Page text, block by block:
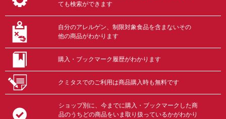
ても検索ができます
自分のアレルゲン、制限対象食品を含まないその
他の商品がわかります
購入・ブックマーク履歴がわかります
クミタスでのご利用は商品購入時も無料です
ショップ別に、今までに購入・ブックマークした商
品のうちどの商品をいま取り扱っているかがわかり